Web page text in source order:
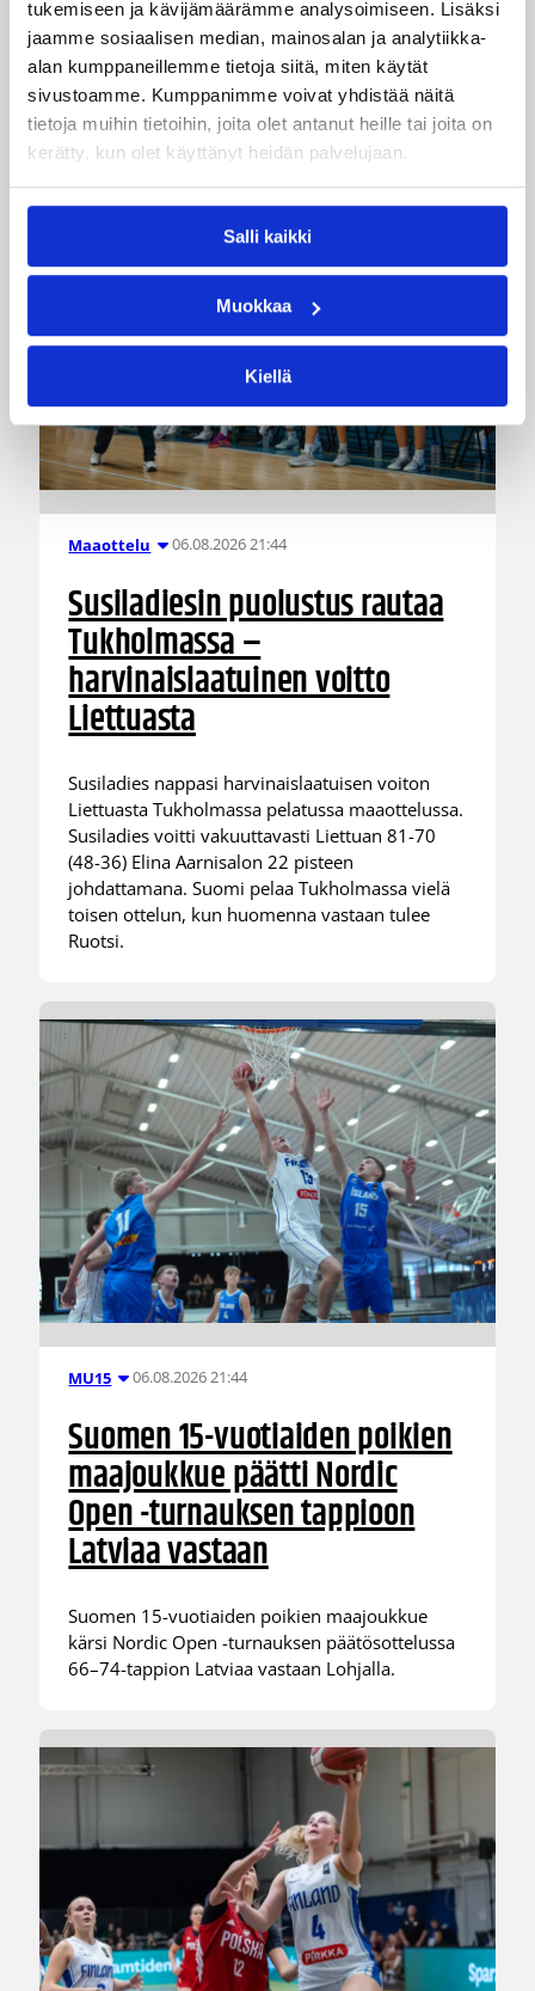
tukemiseen ja kävijämäärämme analysoimiseen. Lisäksi
jaamme sosiaalisen median, mainosalan ja analytiikka-
alan kumppaneillemme tietoja siitä, miten käytät
sivustoamme. Kumppanimme voivat yhdistää näitä
tietoja muihin tietoihin, joita olet antanut heille tai joita on
kerätty, kun olet käyttänyt heidän palvelujaan.
Salli kaikki
Muokkaa
Kiellä
Katso myös
Maaottelu 06.08.2026 21:44
Susiladiesin puolustus rautaa
Tukholmassa –
harvinaislaatuinen voitto
Liettuasta
Susiladies nappasi harvinaislaatuisen voiton
Liettuasta Tukholmassa pelatussa maaottelussa.
Susiladies voitti vakuuttavasti Liettuan 81-70
(48-36) Elina Aarnisalon 22 pisteen
johdattamana. Suomi pelaa Tukholmassa vielä
toisen ottelun, kun huomenna vastaan tulee
Ruotsi.
MU15 06.08.2026 21:44
Suomen 15-vuotiaiden poikien
maajoukkue päätti Nordic
Open -turnauksen tappioon
Latviaa vastaan
Suomen 15-vuotiaiden poikien maajoukkue
kärsi Nordic Open -turnauksen päätösottelussa
66–74-tappion Latviaa vastaan Lohjalla.